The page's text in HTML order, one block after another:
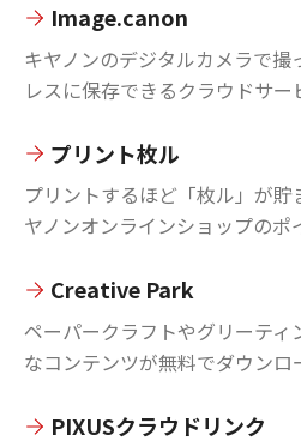
Image.canon
キヤノンのデジタルカメラで
レスに保存できるクラウドサー
プリント枚ル
プリントするほど「枚ル」が
ヤノンオンラインショップのポ
Creative Park
ペーパークラフトやグリーティ
なコンテンツが無料でダウンロ
PIXUSクラウドリンク